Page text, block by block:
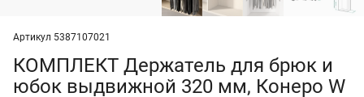
Артикул 5387107021
КОМПЛЕКТ Держатель для брюк и
юбок выдвижной 320 мм, Конеро W